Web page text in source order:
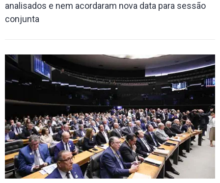
analisados e nem acordaram nova data para sessão
conjunta